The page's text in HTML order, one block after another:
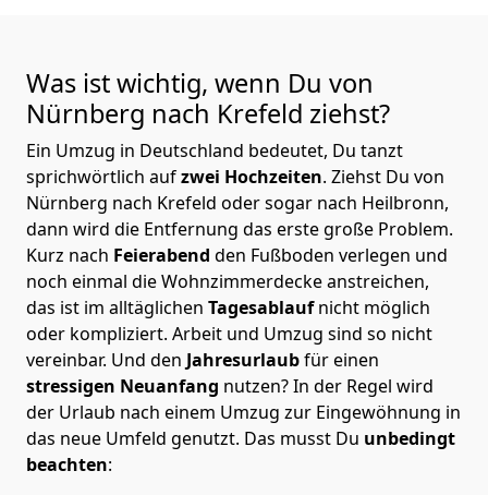
Was ist wichtig, wenn Du von
Nürnberg nach Krefeld ziehst?
Ein Umzug in Deutschland bedeutet, Du tanzt
sprichwörtlich aufzwei Hochzeiten. Ziehst Du von
Nürnberg nach Krefeld oder sogar nach Heilbronn,
dann wird die Entfernung das erste große Problem.
Kurz nach Feierabend den Fußboden verlegen und
noch einmal die Wohnzimmerdecke anstreichen,
das ist im alltäglichen Tagesablaufnicht möglich
oder kompliziert. Arbeit und Umzug sind so nicht
vereinbar. Und den Jahresurlaubfür einen
stressigen Neuanfang nutzen? In der Regel wird
der Urlaub nach einem Umzug zur Eingewöhnung in
das neue Umfeld genutzt. Das musst Du unbedingt
beachten: